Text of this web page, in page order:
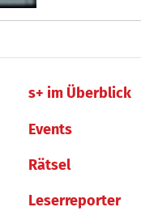
s+ im Überblick
Events
Rätsel
Leserreporter